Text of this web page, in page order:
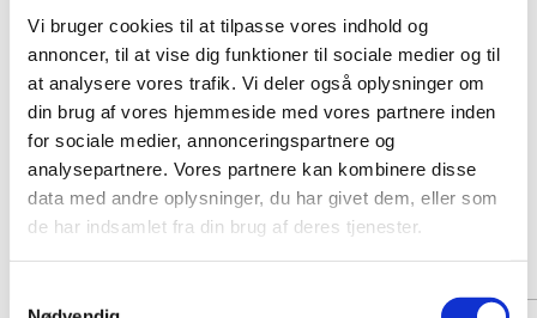
Vi bruger cookies til at tilpasse vores indhold og
annoncer, til at vise dig funktioner til sociale medier og til
at analysere vores trafik. Vi deler også oplysninger om
din brug af vores hjemmeside med vores partnere inden
for sociale medier, annonceringspartnere og
analysepartnere. Vores partnere kan kombinere disse
data med andre oplysninger, du har givet dem, eller som
de har indsamlet fra din brug af deres tjenester.